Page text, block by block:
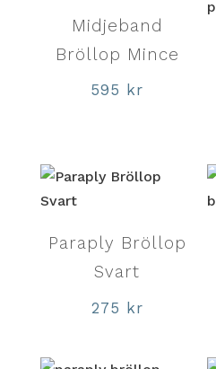
Midjeband
Bröllop Mince
595 kr
Paraply Bröllop
Svart
275 kr